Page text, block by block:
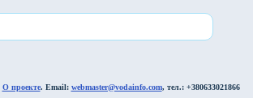
О проекте. Email: webmaster@vodainfo.com, тел.: +380633021866